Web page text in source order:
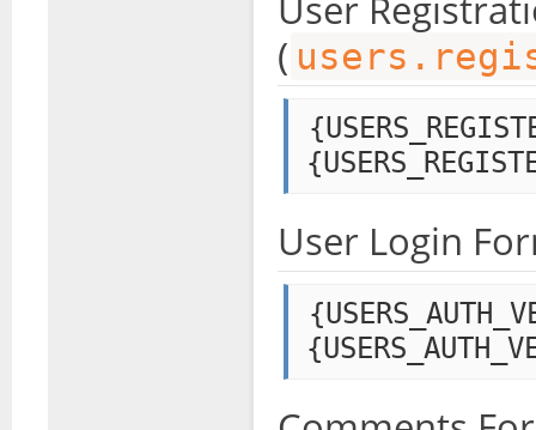
(
User Login